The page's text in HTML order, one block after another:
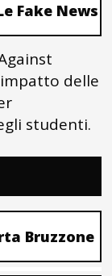
Fake News
delle
studenti.
Bruzzone